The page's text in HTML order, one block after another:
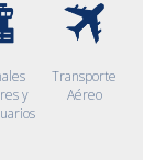
y
Transporte
Aéreo